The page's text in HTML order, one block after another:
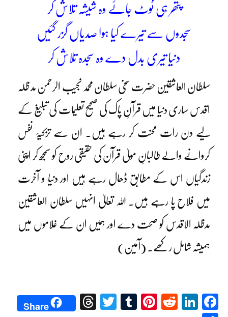
پتھر ہی ٹوٹ جائے وہ شیشہ تلاش کر
سجدوں سے تیرے کیا ہوا صدیاں گزر گئیں
دنیا تیری بدل دے وہ سجدہ تلاش کر
سلطان العاشقین حضرت سخی سلطان محمد نجیب الرحمن مد ظلہ
اقدس ساری دنیا میں قرآنِ پاک کی صحیح تعلیمات کی تبلیغ کے
لیے دن رات محنت کر رہے ہیں۔ ان سے تزکیۂ نفس
کروانے والے طالبانِ مولیٰ قرآن کی حقیقی روح کو سمجھ کر اپنی
زندگیاں اس کے مطابق ڈھال رہے ہیں اور دنیا و آخرت
میں فلاح پا رہے ہیں۔ اللہ تعالیٰ انہیں سلطان العاشقین
مدظلہ الاقدس کو صحت دے اور ہمیں ان کے غلاموں میں
ہمیشہ شامل رکھے۔ (آمین)
Facebook
LinkedIn
Reddit
Pinterest
Tumblr
Twitter
Threads
Share